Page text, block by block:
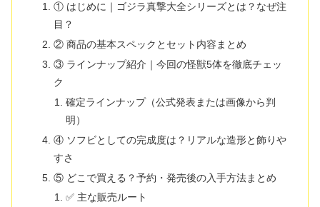
① はじめに｜ゴジラ真撃大全シリーズとは？なぜ注
目？
② 商品の基本スペックとセット内容まとめ
③ ラインナップ紹介｜今回の怪獣5体を徹底チェッ
ク
確定ラインナップ（公式発表または画像から判
明）
④ ソフビとしての完成度は？リアルな造形と飾りや
すさ
⑤ どこで買える？予約・発売後の入手方法まとめ
✅ 主な販売ルート